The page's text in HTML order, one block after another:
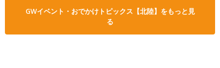
GWイベント・おでかけトピックス【北陸】をもっと見
る